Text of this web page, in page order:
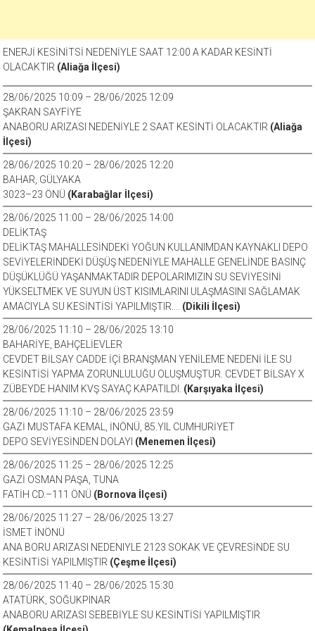
ENERJİ KESİNİTSİ NEDENİYLE SAAT 12:00 A KADAR KESİNTİ
OLACAKTIR (Aliağa İlçesi)
28/06/2025 10:09 – 28/06/2025 12:09
ŞAKRAN SAYFİYE
ANABORU ARIZASI NEDENİYLE 2 SAAT KESİNTİ OLACAKTIR (Aliağa
İlçesi)
28/06/2025 10:20 – 28/06/2025 12:20
BAHAR, GÜLYAKA
3023–23 ÖNÜ (Karabağlar İlçesi)
28/06/2025 11:00 – 28/06/2025 14:00
DELİKTAŞ
DELİKTAŞ MAHALLESİNDEKİ YOĞUN KULLANIMDAN KAYNAKLI DEPO
SEVİYELERİNDEKİ DÜŞÜŞ NEDENİYLE MAHALLE GENELİNDE BASINÇ
DÜŞÜKLÜĞÜ YAŞANMAKTADIR DEPOLARIMIZIN SU SEVİYESİNİ
YÜKSELTMEK VE SUYUN ÜST KISIMLARINI ULAŞMASINI SAĞLAMAK
AMACIYLA SU KESİNTİSİ YAPILMIŞTIR…. (Dikili İlçesi)
28/06/2025 11:10 – 28/06/2025 13:10
BAHARİYE, BAHÇELİEVLER
CEVDET BİLSAY CADDE İÇİ BRANŞMAN YENİLEME NEDENİ İLE SU
KESİNTİSİ YAPMA ZORUNLULUĞU OLUŞMUŞTUR. CEVDET BİLSAY X
ZÜBEYDE HANIM KVŞ SAYAÇ KAPATILDI. (Karşıyaka İlçesi)
28/06/2025 11:10 – 28/06/2025 23:59
GAZİ MUSTAFA KEMAL, İNÖNÜ, 85.YIL CUMHURİYET
DEPO SEVİYESİNDEN DOLAYI (Menemen İlçesi)
28/06/2025 11:25 – 28/06/2025 12:25
GAZİ OSMAN PAŞA, TUNA
FATİH CD.–111 ÖNÜ (Bornova İlçesi)
28/06/2025 11:27 – 28/06/2025 13:27
İSMET İNÖNÜ
ANA BORU ARIZASI NEDENIYLE 2123 SOKAK VE ÇEVRESİNDE SU
KESİNTİSİ YAPILMIŞTIR (Çeşme İlçesi)
28/06/2025 11:40 – 28/06/2025 15:30
ATATÜRK, SOĞUKPINAR
ANABORU ARIZASI SEBEBİYLE SU KESİNTİSİ YAPILMIŞTIR